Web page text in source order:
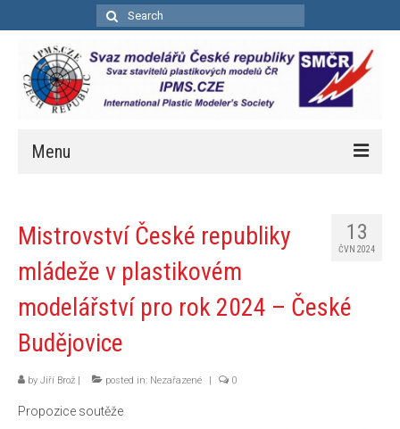
Search
Menu
Aktuality
Soutěže
Kalendář soutěží
Pravidla bodovacích soutěží
Bodovací pravidla – zkrácená
Pravidla porovnávacích soutěží
13
ČVN 2024
Mistrovství České republiky
mládeže v plastikovém
modelářství pro rok 2024 – České
Budějovice
by Jiří Brož | posted in: Nezařazené | 0
Propozice soutěže